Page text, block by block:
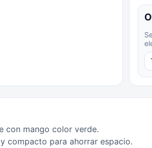
con mango color verde.
compacto para ahorrar espacio.